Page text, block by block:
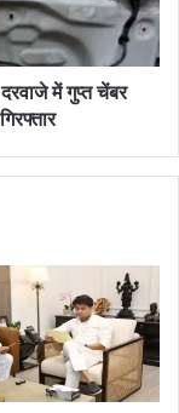
में गुप्त चेंबर